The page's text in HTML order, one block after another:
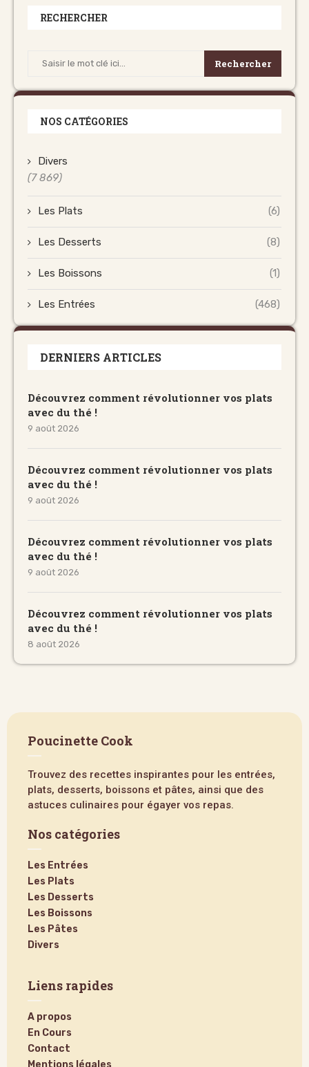
RECHERCHER
Rechercher
NOS CATÉGORIES
Divers
(7 869)
Les Plats (6)
Les Desserts (8)
Les Boissons (1)
Les Entrées (468)
DERNIERS ARTICLES
Découvrez comment révolutionner vos plats
avec du thé !
9 août 2026
Découvrez comment révolutionner vos plats
avec du thé !
9 août 2026
Découvrez comment révolutionner vos plats
avec du thé !
9 août 2026
Découvrez comment révolutionner vos plats
avec du thé !
8 août 2026
Poucinette Cook
Trouvez des recettes inspirantes pour les entrées,
plats, desserts, boissons et pâtes, ainsi que des
astuces culinaires pour égayer vos repas.
Nos catégories
Les Entrées
Les Plats
Les Desserts
Les Boissons
Les Pâtes
Divers
Liens rapides
A propos
En Cours
Contact
Mentions légales